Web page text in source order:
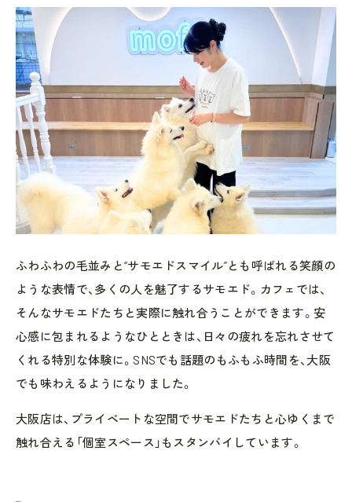
ふわふわの毛並みと“サモエドスマイル”とも呼ばれる笑顔の
ような表情で、多くの人を魅了するサモエド。カフェでは、
そんなサモエドたちと実際に触れ合うことができます。安
心感に包まれるようなひとときは、日々の疲れを忘れさせて
くれる特別な体験に。SNSでも話題のもふもふ時間を、大阪
でも味わえるようになりました。
大阪店は、プライベートな空間でサモエドたちと心ゆくまで
触れ合える「個室スペース」もスタンバイしています。